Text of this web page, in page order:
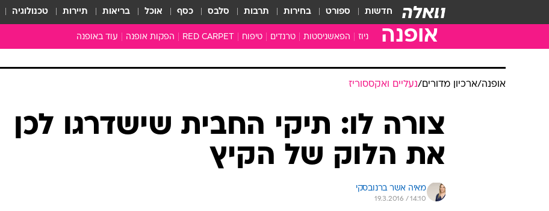
חדשות ספורט בחירות תרבות סלבס כסף אוכל בריאות תיירות טכנולוגיה
אופנה ניוז הפאשניסטות טרנדים טיפוח RED CARPET הפקות אופנה עוד באופנה
ארכיון מדורים עושים סדר
אופנה/ארכיון מדורים/נעליים ואקססוריז
צורה לו: תיקי החבית שישדרגו לכן
את הלוק של הקיץ
מאיה אשר ברנובסקי
19.3.2016 / 14:10